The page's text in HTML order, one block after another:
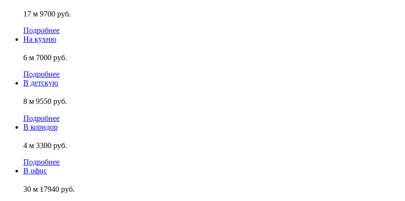
17 м 9700 руб.
Подробнее
На кухню
6 м 7000 руб.
Подробнее
В детскую
8 м 9550 руб.
Подробнее
В коридор
4 м 3300 руб.
Подробнее
В офис
30 м 17940 руб.